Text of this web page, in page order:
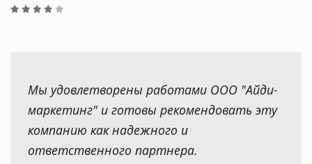
Мы удовлетворены работами ООО "Айди-
маркетинг" и готовы рекомендовать эту
компанию как надежного и
ответственного партнера.